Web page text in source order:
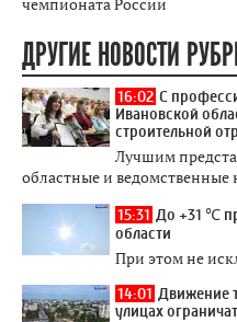
ДРУГИЕ НОВОСТИ
16:02 С
Ивановской
строительной
Лучшим
областные и ведомственные
15:31 До +31 ℃
области
При этом не
14:01 Движение
улицах